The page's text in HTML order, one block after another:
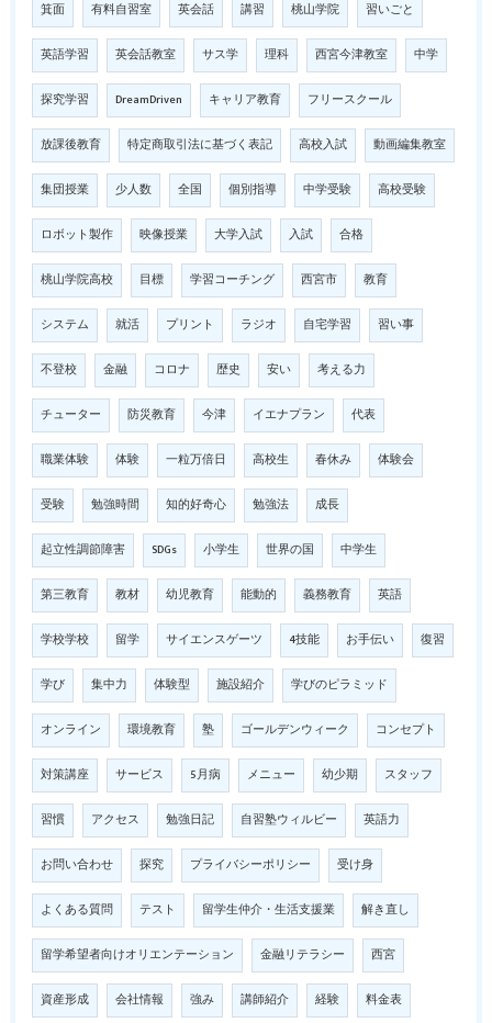
箕面 有料自習室 英会話 講習 桃山学院 習いごと
英語学習 英会話教室 サス学 理科 西宮今津教室 中学
探究学習 DreamDriven キャリア教育 フリースクール
放課後教育 特定商取引法に基づく表記 高校入試 動画編集教室
集団授業 少人数 全国 個別指導 中学受験 高校受験
ロボット製作 映像授業 大学入試 入試 合格
桃山学院高校 目標 学習コーチング 西宮市 教育
システム 就活 プリント ラジオ 自宅学習 習い事
不登校 金融 コロナ 歴史 安い 考える力
チューター 防災教育 今津 イエナプラン 代表
職業体験 体験 一粒万倍日 高校生 春休み 体験会
受験 勉強時間 知的好奇心 勉強法 成長
起立性調節障害 SDGs 小学生 世界の国 中学生
第三教育 教材 幼児教育 能動的 義務教育 英語
学校学校 留学 サイエンスゲーツ 4技能 お手伝い 復習
学び 集中力 体験型 施設紹介 学びのピラミッド
オンライン 環境教育 塾 ゴールデンウィーク コンセプト
対策講座 サービス 5月病 メニュー 幼少期 スタッフ
習慣 アクセス 勉強日記 自習塾ウィルビー 英語力
お問い合わせ 探究 プライバシーポリシー 受け身
よくある質問 テスト 留学生仲介・生活支援業 解き直し
留学希望者向けオリエンテーション 金融リテラシー 西宮
資産形成 会社情報 強み 講師紹介 経験 料金表